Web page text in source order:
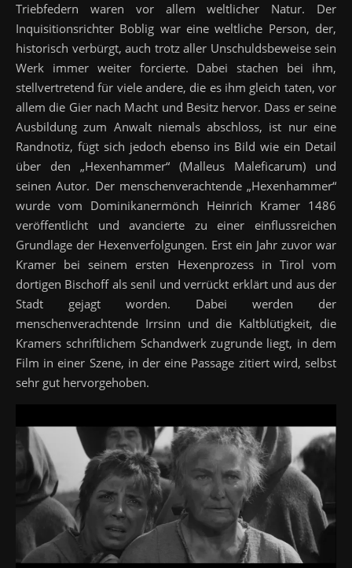
Triebfedern waren vor allem weltlicher Natur. Der
Inquisitionsrichter Boblig war eine weltliche Person, der,
historisch verbürgt, auch trotz aller Unschuldsbeweise sein
Werk immer weiter forcierte. Dabei stachen bei ihm,
stellvertretend für viele andere, die es ihm gleich taten, vor
allem die Gier nach Macht und Besitz hervor. Dass er seine
Ausbildung zum Anwalt niemals abschloss, ist nur eine
Randnotiz, fügt sich jedoch ebenso ins Bild wie ein Detail
über den „Hexenhammer“ (Malleus Maleficarum) und
seinen Autor. Der menschenverachtende „Hexenhammer“
wurde vom Dominikanermönch Heinrich Kramer 1486
veröffentlicht und avancierte zu einer einflussreichen
Grundlage der Hexenverfolgungen. Erst ein Jahr zuvor war
Kramer bei seinem ersten Hexenprozess in Tirol vom
dortigen Bischoff als senil und verrückt erklärt und aus der
Stadt gejagt worden. Dabei werden der
menschenverachtende Irrsinn und die Kaltblütigkeit, die
Kramers schriftlichem Schandwerk zugrunde liegt, in dem
Film in einer Szene, in der eine Passage zitiert wird, selbst
sehr gut hervorgehoben.